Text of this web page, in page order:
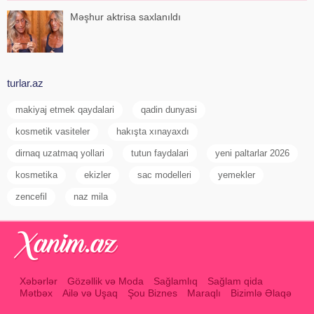
Məşhur aktrisa saxlanıldı
turlar.az
makiyaj etmek qaydalari qadin dunyasi
kosmetik vasiteler hakışta xınayaxdı
dirnaq uzatmaq yollari tutun faydalari yeni paltarlar 2026
kosmetika ekizler sac modelleri yemekler
zencefil naz mila
Xəbərlər Gözəllik və Moda Sağlamlıq
Sağlam qida
Mətbəx
Ailə və Uşaq Şou Biznes Maraqlı Bizimlə Əlaqə